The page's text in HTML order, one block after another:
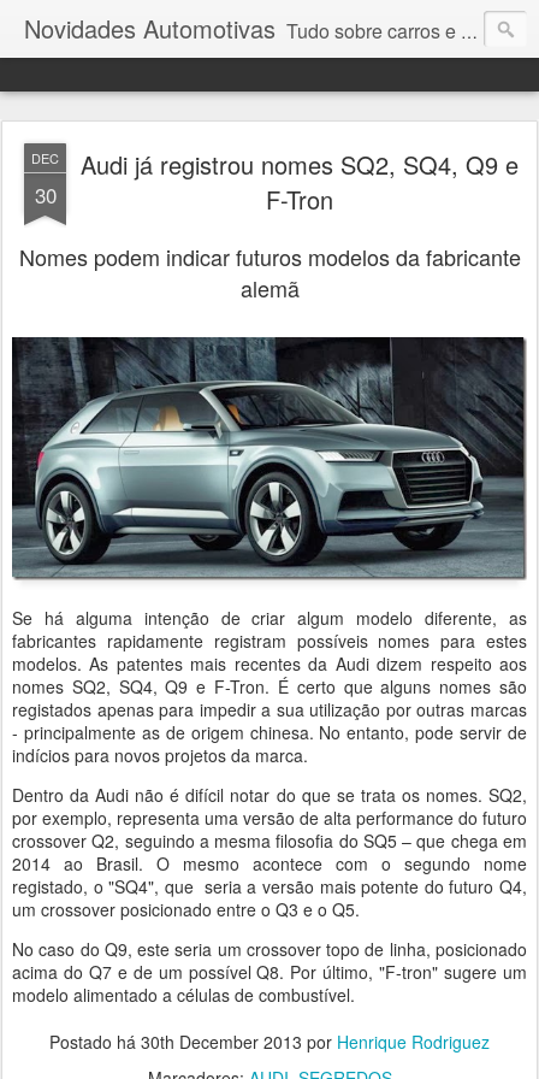
Novidades Automotivas Tudo sobre carros e motores
DEC
30
Audi já registrou nomes SQ2, SQ4, Q9 e
F-Tron
Nomes podem indicar futuros modelos da fabricante
alemã
Se há alguma intenção de criar algum modelo diferente, as
fabricantes rapidamente registram possíveis nomes para estes
modelos. As patentes mais recentes da Audi dizem respeito aos
nomes SQ2, SQ4, Q9 e F-Tron. É certo que alguns nomes são
registados apenas para impedir a sua utilização por outras marcas
- principalmente as de origem chinesa. No entanto, pode servir de
indícios para novos projetos da marca.
Dentro da Audi não é difícil notar do que se trata os nomes. SQ2,
por exemplo, representa uma versão de alta performance do futuro
crossover Q2, seguindo a mesma filosofia do SQ5 – que chega em
2014 ao Brasil. O mesmo acontece com o segundo nome
registado, o "SQ4", que seria a versão mais potente do futuro Q4,
um crossover posicionado entre o Q3 e o Q5.
No caso do Q9, este seria um crossover topo de linha, posicionado
acima do Q7 e de um possível Q8. Por último, "F-tron" sugere um
modelo alimentado a células de combustível.
Postado há 30th December 2013 por Henrique Rodriguez